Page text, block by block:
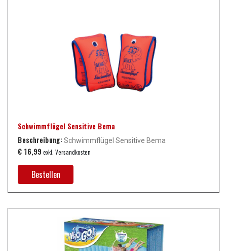
Schwimmflügel Sensitive Bema
Beschreibung: Schwimmflügel Sensitive Bema
€ 16,99 exkl. Versandkosten
Bestellen